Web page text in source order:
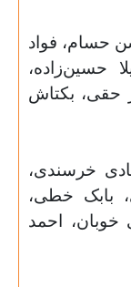
حسام، فواد
حسین‌زاده،
حقی، بکتاش
خرسندی،
بابک خطی،
خوبان، احمد